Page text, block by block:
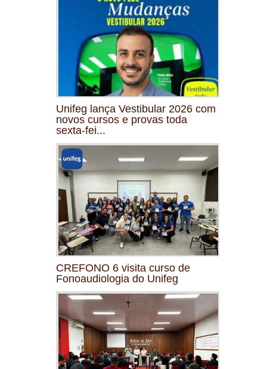
Unifeg lança Vestibular 2026 com
novos cursos e provas toda
sexta-fei...
CREFONO 6 visita curso de
Fonoaudiologia do Unifeg